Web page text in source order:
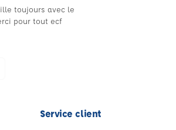
toujours avec le
pour tout ecf
Service client